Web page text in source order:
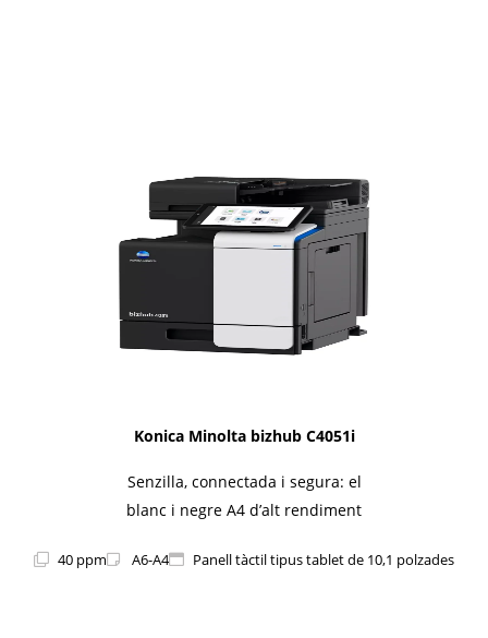
Konica Minolta bizhub C4051i
Senzilla, connectada i segura: el
blanc i negre A4 d’alt rendiment
40 ppm A6-A4 Panell tàctil tipus tablet de 10,1 polzades